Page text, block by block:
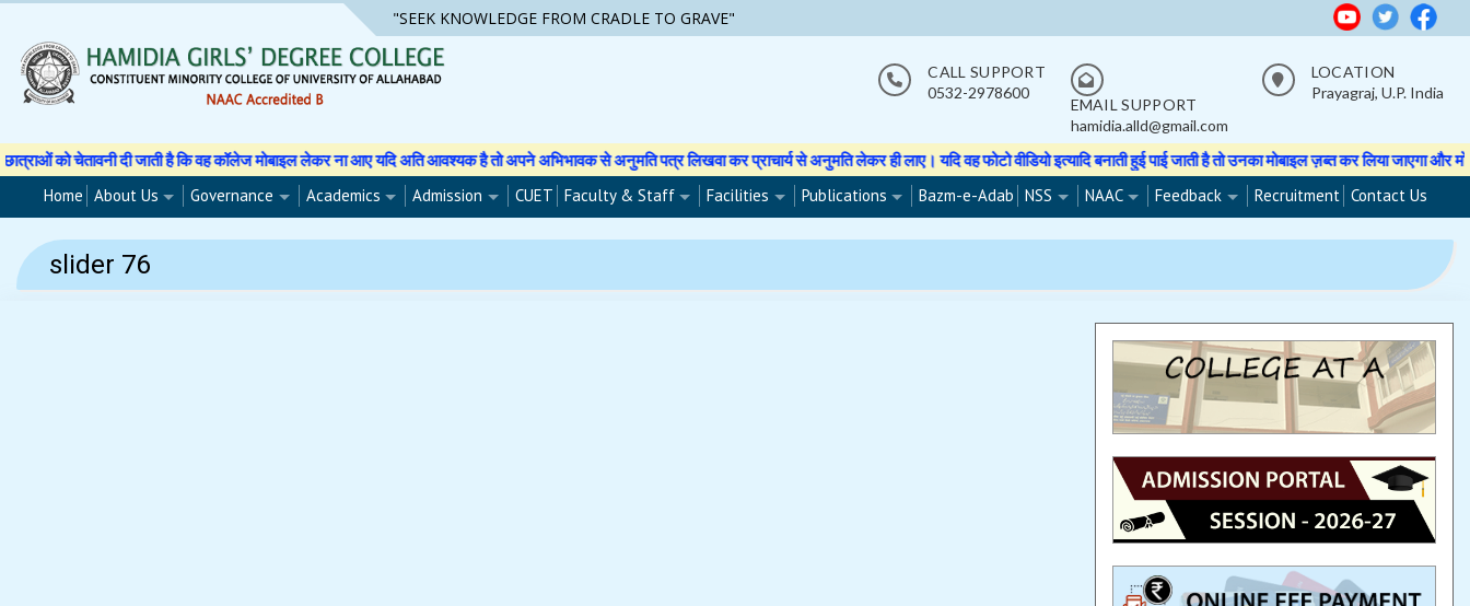
Skip
content
"SEEK KNOWLEDGE FROM CRADLE TO GRAVE"
CALL SUPPORT
0532-2978600
EMAIL SUPPORT
hamidia.alld@gmail.com
LOCATION
Prayagraj, U.P. India
चेतावनी दी जाती है कि वह कॉलेज मोबाइल लेकर ना आए यदि अति आवश्यक है तो अपने अभिभावक से अनुमति पत्र लिखवा कर प्राचार्य से अनुमति लेकर ही लाए। यदि वह फोटो वीडियो इत्यादि बनाती हुई पाई जाती है तो उनका मोबाइल ज़ब्त कर लिया जाएगा और मोबाइल
Home About Us Governance Academics Admission CUET Faculty & Staff Facilities Publications Bazm-e-Adab NSS NAAC Feedback Recruitment Contact Us
slider 76